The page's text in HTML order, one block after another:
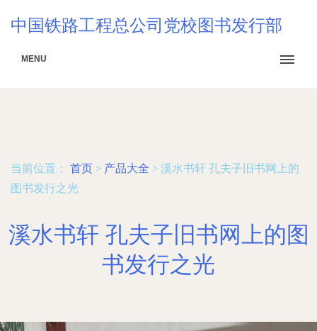
中国铁路工程总公司党校图书发行部
MENU
当前位置： 首页 > 产品大全 > 溪水书轩 孔夫子旧书网上的
图书发行之光
溪水书轩 孔夫子旧书网上的图
书发行之光